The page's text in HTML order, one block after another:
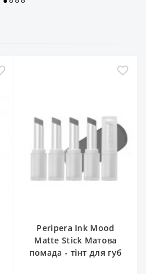
Peripera Ink Mood
Matte Stick Матова
помада - тінт для губ